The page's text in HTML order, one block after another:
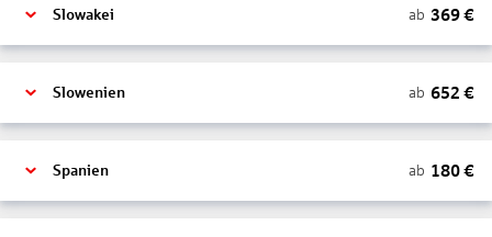
Slowakei ab 369€
Slowenien ab 652 €
Spanien ab 180€